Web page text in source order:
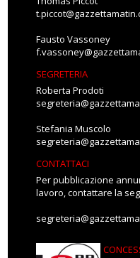
Fausto Vassoney
SEGRETERIA
Roberta Prodoti
Stefania Muscolo
CONTATTACI
Per pubblicazione
lavoro, contattare la